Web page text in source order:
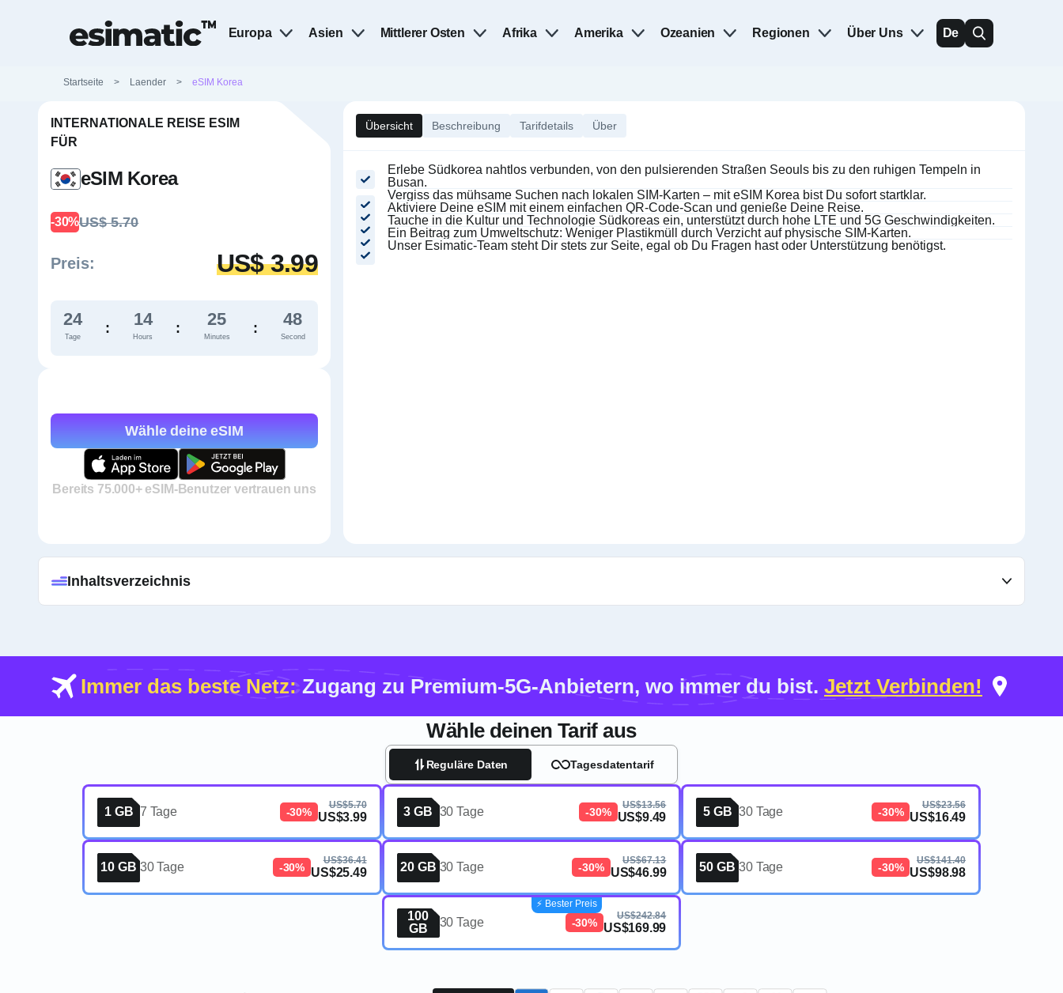
Europa Asien Mittlerer Osten Afrika Amerika Ozeanien Regionen Über Uns De
Startseite > Laender > eSIM Korea
INTERNATIONALE REISE ESIM
FÜR
eSIM Korea
-30%US$ 5.70
Preis: US$ 3.99
24
Tage
: 14
Hours
: 25
Minutes
: 47
Second
Wähle deine eSIM
Bereits 75.000+ eSIM-Benutzer vertrauen uns
Übersicht Beschreibung Tarifdetails Über
Erlebe Südkorea nahtlos verbunden, von den pulsierenden Straßen Seouls bis zu den ruhigen Tempeln in
Busan.
Vergiss das mühsame Suchen nach lokalen SIM-Karten – mit eSIM Korea bist Du sofort startklar.
Aktiviere Deine eSIM mit einem einfachen QR-Code-Scan und genieße Deine Reise.
Tauche in die Kultur und Technologie Südkoreas ein, unterstützt durch hohe LTE und 5G Geschwindigkeiten.
Ein Beitrag zum Umweltschutz: Weniger Plastikmüll durch Verzicht auf physische SIM-Karten.
Unser Esimatic-Team steht Dir stets zur Seite, egal ob Du Fragen hast oder Unterstützung benötigst.
Inhaltsverzeichnis
Immer das beste Netz:Zugang zu Premium-5G-Anbietern, wo immer du bist. Jetzt Verbinden!
Wähle deinen Tarif aus
Reguläre Daten Tagesdatentarif
1 GB 7 Tage -30%
US$5.70
US$3.99 3 GB 30 Tage -30%
US$13.56
US$9.49 5 GB 30 Tage -30%
US$23.56
US$16.49
10 GB 30 Tage -30%
US$36.41
US$25.49 20 GB 30 Tage -30%
US$67.13
US$46.99 50 GB 30 Tage -30%
US$141.40
US$98.98
100
GB
30 Tage -30%
US$242.84
US$169.99
⚡️ Bester Preis